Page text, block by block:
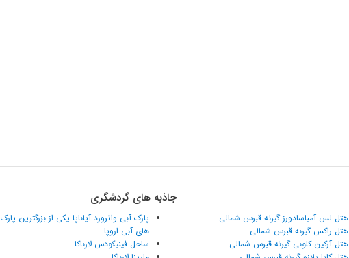
هتل لس آمباسادورز گیرنه قبرس شمالی
هتل راکس گیرنه قبرس شمالی
هتل آرکین کلونی گیرنه قبرس شمالی
جاذبه های گردشگری
پارک آبی واترورد آیاناپا یکی از بزرگترین پارک
های آبی اروپا
ساحل فینیکودس لارناکا